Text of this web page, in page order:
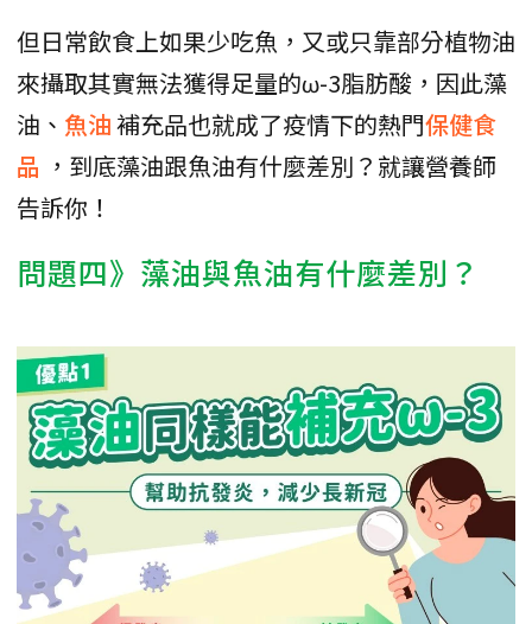
但日常飲食上如果少吃魚，又或只靠部分植物油
來攝取其實無法獲得足量的ω-3脂肪酸，因此藻
油、 魚油補充品也就成了疫情下的熱門保健食
品 ，到底藻油跟魚油有什麼差別？就讓營養師
告訴你！
問題四》藻油與魚油有什麼差別？